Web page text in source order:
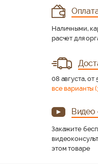
Наличными,
расчет для
08 августа, от
все варианты
Видео
Закажите
этом товаре